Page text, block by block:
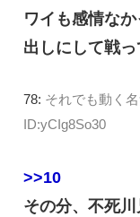
ワイも感情な
出しにして戦
78: それでも動く
ID:yCIg8So30
>>10
その分、不死